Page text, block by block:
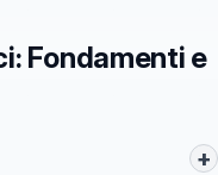
Fondamenti e
+